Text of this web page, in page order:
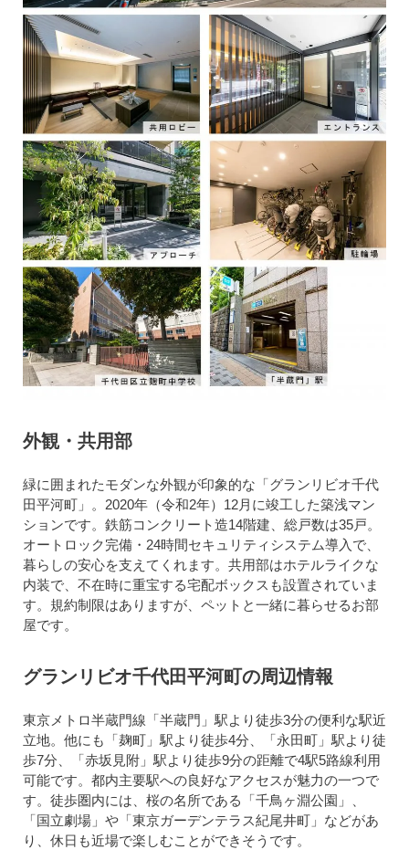
外観・共用部
緑に囲まれたモダンな外観が印象的な「グランリビオ千代
田平河町」。2020年（令和2年）12月に竣工した築浅マン
ションです。鉄筋コンクリート造14階建、総戸数は35戸。
オートロック完備・24時間セキュリティシステム導入で、
暮らしの安心を支えてくれます。共用部はホテルライクな
内装で、不在時に重宝する宅配ボックスも設置されていま
す。規約制限はありますが、ペットと一緒に暮らせるお部
屋です。
グランリビオ千代田平河町の周辺情報
東京メトロ半蔵門線「半蔵門」駅より徒歩3分の便利な駅近
立地。他にも「麹町」駅より徒歩4分、「永田町」駅より徒
歩7分、「赤坂見附」駅より徒歩9分の距離で4駅5路線利用
可能です。都内主要駅への良好なアクセスが魅力の一つで
す。徒歩圏内には、桜の名所である「千鳥ヶ淵公園」、
「国立劇場」や「東京ガーデンテラス紀尾井町」などがあ
り、休日も近場で楽しむことができそうです。